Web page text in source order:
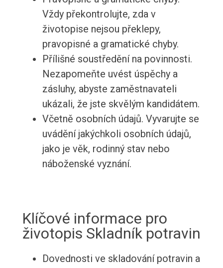
Vždy překontrolujte, zda v
životopise nejsou překlepy,
pravopisné a gramatické chyby.
Přílišné soustředění na povinnosti.
Nezapomeňte uvést úspěchy a
zásluhy, abyste zaměstnavateli
ukázali, že jste skvělým kandidátem.
Včetně osobních údajů. Vyvarujte se
uvádění jakýchkoli osobních údajů,
jako je věk, rodinný stav nebo
náboženské vyznání.
Klíčové informace pro
životopis Skladník potravin
Dovednosti ve skladování potravin a